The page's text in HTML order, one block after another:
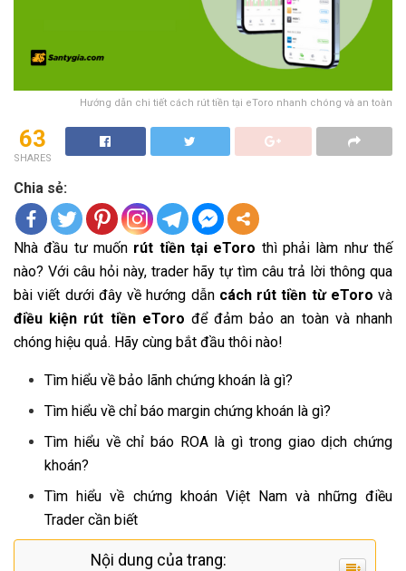
Hướng dẫn chi tiết cách rút tiền tại eToro nhanh chóng và an toàn
63
SHARES
Chia sẻ:
Nhà đầu tư muốn rút tiền tại eToro thì phải làm như thế
nào? Với câu hỏi này, trader hãy tự tìm câu trả lời thông qua
bài viết dưới đây về hướng dẫn cách rút tiền từ eToro và
điều kiện rút tiền eToro để đảm bảo an toàn và nhanh
chóng hiệu quả. Hãy cùng bắt đầu thôi nào!
Tìm hiểu về bảo lãnh chứng khoán là gì?
Tìm hiểu về chỉ báo margin chứng khoán là gì?
Tìm hiểu về chỉ báo ROA là gì trong giao dịch chứng
khoán?
Tìm hiểu về chứng khoán Việt Nam và những điều
Trader cần biết
Nội dung của trang: